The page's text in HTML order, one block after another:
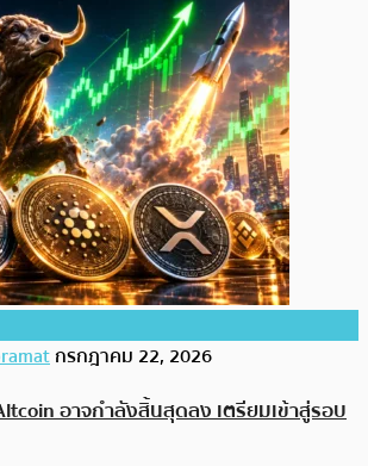
กรกฎาคม 22, 2026
อาจกำลังสิ้นสุดลง เตรียมเข้าสู่รอบ